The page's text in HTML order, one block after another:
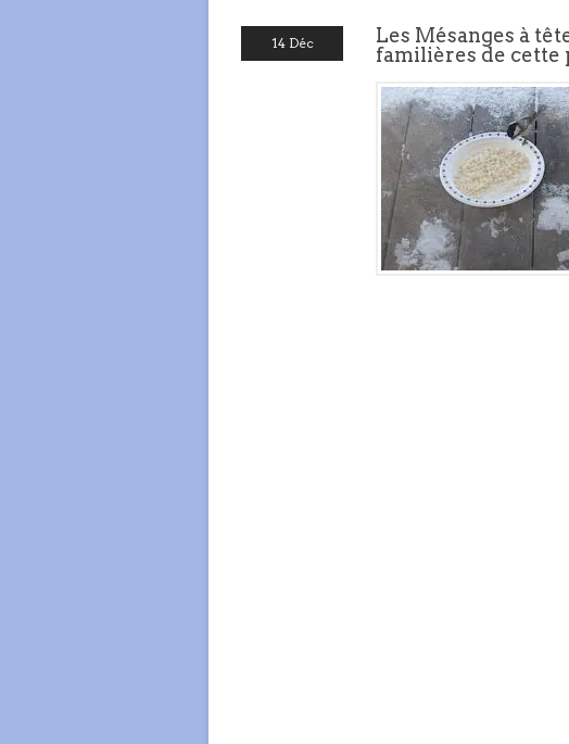
14 Déc
Les Mésanges à
familières de cette